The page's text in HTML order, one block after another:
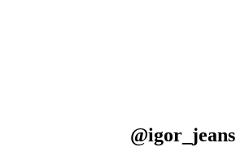
@igor_jeans